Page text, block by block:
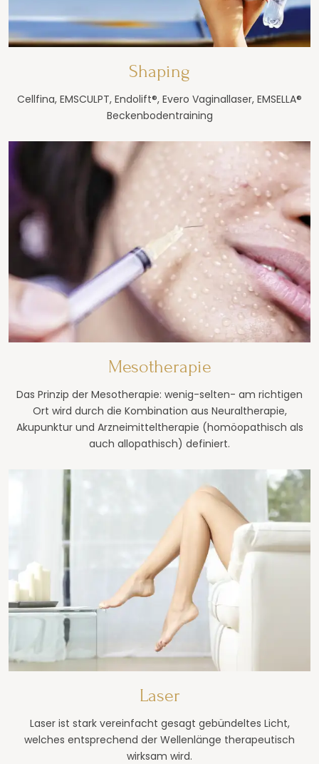
Shaping
Cellfina, EMSCULPT, Endolift®, Evero Vaginallaser, EMSELLA®
Beckenbodentraining
Mesotherapie
Das Prinzip der Mesotherapie: wenig-selten- am richtigen
Ort wird durch die Kombination aus Neuraltherapie,
Akupunktur und Arzneimitteltherapie (homöopathisch als
auch allopathisch) definiert.
Laser
Laser ist stark vereinfacht gesagt gebündeltes Licht,
welches entsprechend der Wellenlänge therapeutisch
wirksam wird.